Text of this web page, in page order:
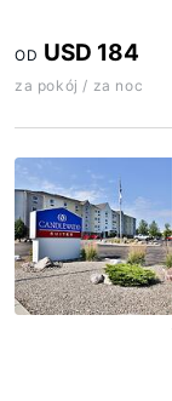
OD USD 184
za pokój / za noc